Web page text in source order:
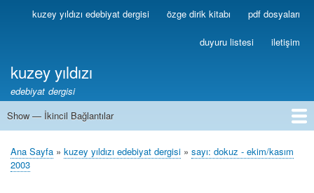
Ana
içeriğe
Birincilkuzey yıldızı edebiyat dergisi özge dirik kitabı pdf dosyaları
duyuru listesi iletişim
kuzey yıldızı
edebiyat dergisi
İkincil
Show — İkincil Bağlantılar
1
2
3
4
5
6
7
8
9
10
11
12
13
Sayfa
Ana Sayfa kuzey yıldızı edebiyat dergisi
sayı: dokuz - ekim/kasım
2003